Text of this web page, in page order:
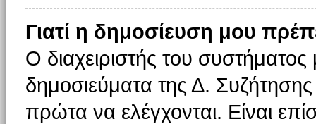
Γιατί η δημοσίευση μου
Ο διαχειριστής του συστήματος
δημοσιεύματα της Δ.
πρώτα να ελέγχονται. Είναι